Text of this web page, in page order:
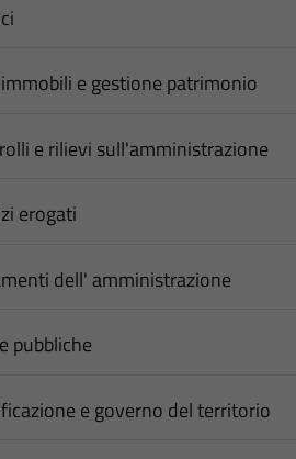
e gestione patrimonio
e rilievi sull'amministrazione
erogati
dell' amministrazione
pubbliche
e governo del territorio